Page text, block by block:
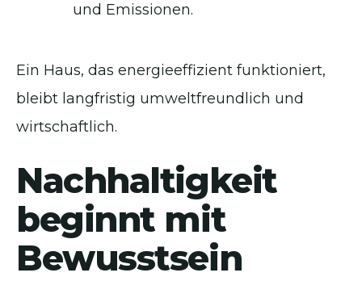
und Emissionen.
Ein Haus, das energieeffizient funktioniert,
bleibt langfristig umweltfreundlich und
wirtschaftlich.
Nachhaltigkeit
beginnt mit
Bewusstsein